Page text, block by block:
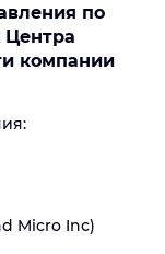
по
Центра
компании
Micro Inc)